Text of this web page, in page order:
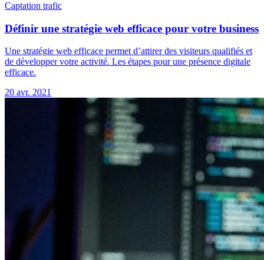
Captation trafic
Définir une stratégie web efficace pour votre business
Une stratégie web efficace permet d’attirer des visiteurs qualifiés et
de développer votre activité. Les étapes pour une présence digitale
efficace.
20 avr. 2021